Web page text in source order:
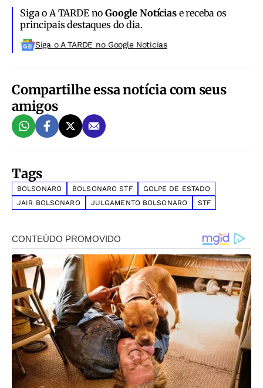
Siga o A TARDE noGoogle Notíciase receba os
principais destaques do dia.
Siga o A TARDE no Google Noticias
Compartilhe essa notícia com seus
amigos
Tags
BOLSONARO BOLSONARO STF
GOLPE DE ESTADO
JAIR BOLSONARO
JULGAMENTO BOLSONARO STF